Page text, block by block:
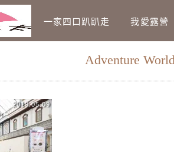
Main Menu
一家四口趴趴走 我愛露營
Adventure
2019.05.09